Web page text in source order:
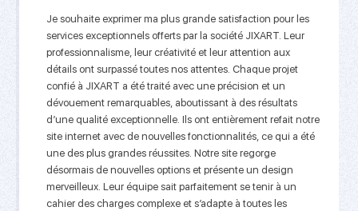
Je souhaite exprimer ma plus grande satisfaction pour les
services exceptionnels offerts par la société JIXART. Leur
professionnalisme, leur créativité et leur attention aux
détails ont surpassé toutes nos attentes. Chaque projet
confié à JIXART a été traité avec une précision et un
dévouement remarquables, aboutissant à des résultats
d’une qualité exceptionnelle. Ils ont entièrement refait notre
site internet avec de nouvelles fonctionnalités, ce qui a été
une des plus grandes réussites. Notre site regorge
désormais de nouvelles options et présente un design
merveilleux. Leur équipe sait parfaitement se tenir à un
cahier des charges complexe et s’adapte à toutes les